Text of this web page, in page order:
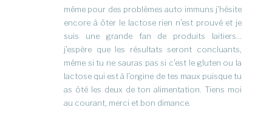
même pour des problèmes auto immuns j’hésite
encore à ôter le lactose rien n’est prouvé et je
suis une grande fan de produits laitiers…
j’espère que les résultats seront concluants,
même si tu ne sauras pas si c’est le gluten ou la
lactose qui est à l’orgine de tes maux puisque tu
as ôté les deux de ton alimentation. Tiens moi
au courant, merci et bon dimance.